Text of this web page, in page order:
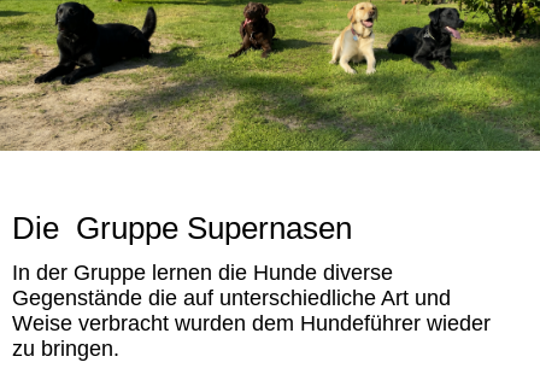
Die Gruppe Supernasen
In der Gruppe lernen die Hunde diverse
Gegenstände die auf unterschiedliche Art und
Weise verbracht wurden dem Hundeführer wieder
zu bringen.